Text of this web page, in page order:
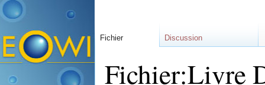
Fichier:Livre
Fichier Discussion